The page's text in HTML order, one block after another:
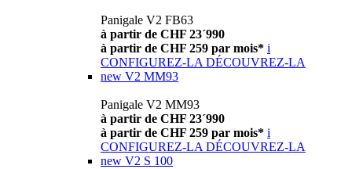
Panigale V2 FB63
à partir de CHF 23´990
à partir de CHF 259 par mois* i
CONFIGUREZ-LA DÉCOUVREZ-LA
new V2 MM93
Panigale V2 MM93
à partir de CHF 23´990
à partir de CHF 259 par mois* i
CONFIGUREZ-LA DÉCOUVREZ-LA
new V2 S 100